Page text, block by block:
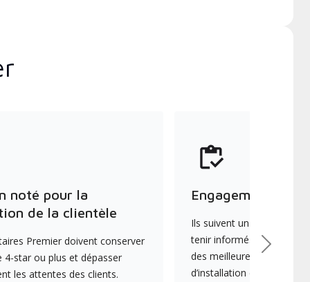
noté pour la
de la clientèle
Premier doivent conserver
4-star ou plus et dépasser
les attentes des clients.
Engagement
Ils suivent une formation
tenir informés des
des meilleures pratiques
d’installation et
Suivant